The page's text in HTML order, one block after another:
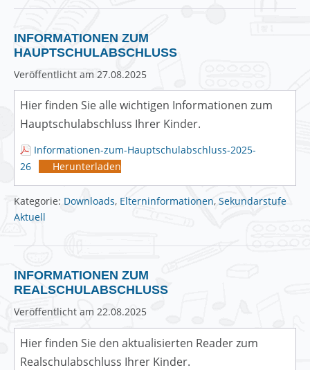
INFORMATIONEN ZUM
HAUPTSCHULABSCHLUSS
Veröffentlicht am 27.08.2025
Hier finden Sie alle wichtigen Informationen zum
Hauptschulabschluss Ihrer Kinder.
Informationen-zum-Hauptschulabschluss-2025-
26
Herunterladen
Kategorie: Downloads, Elterninformationen, Sekundarstufe
Aktuell
INFORMATIONEN ZUM
REALSCHULABSCHLUSS
Veröffentlicht am 22.08.2025
Hier finden Sie den aktualisierten Reader zum
Realschulabschluss Ihrer Kinder.